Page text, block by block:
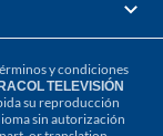
y condiciones
TELEVISIÓN
su reproducción
sin autorización